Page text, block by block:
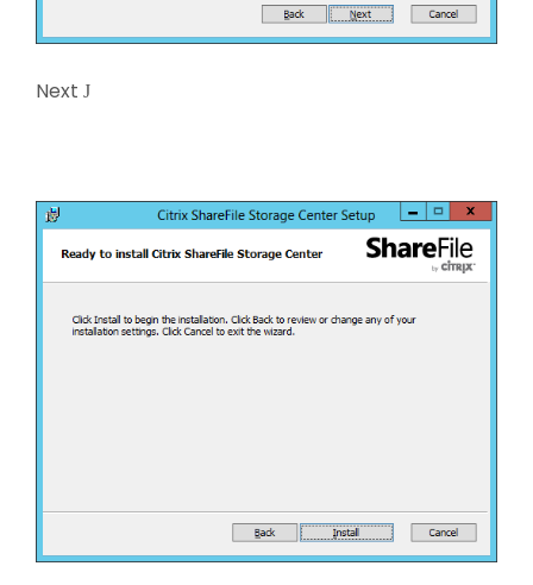
Next J